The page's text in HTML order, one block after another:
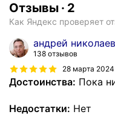
Отзывы · 2
Как Яндекс проверяет
андрей николаев
138 отзывов
28 марта 2024
Достоинства: Пока
Недостатки: Нет